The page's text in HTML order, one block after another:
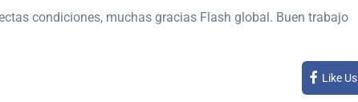
condiciones, muchas gracias Flash global. Buen trabajo
Like Us